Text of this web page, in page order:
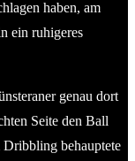
haben, am
ein ruhigeres
genau dort
Seite den Ball
Dribbling behauptete